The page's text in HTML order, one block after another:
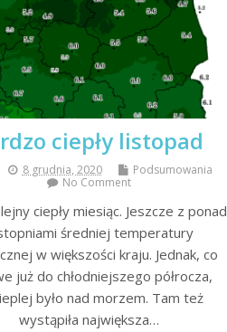
ciepły listopad
8 grudnia, 2020
Podsumowania
No Comment
ciepły miesiąc. Jeszcze z ponad
średniej temperatury
w większości kraju. Jednak, co
już do chłodniejszego półrocza,
było nad morzem. Tam też
wystąpiła największa…